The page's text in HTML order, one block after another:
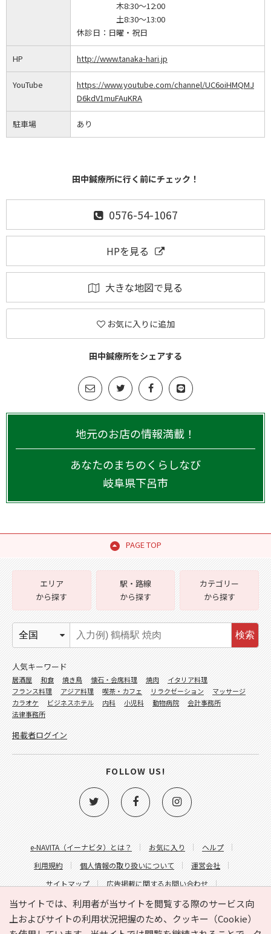
木8:30～12:00
土8:30～13:00
休診日： 日曜・祝日
HP http://www.tanaka-hari.jp
YouTube
https://www.youtube.com/channel/UC6oiHMQMJ
D6kdV1muFAuKRA
駐車場 あり
田中鍼療所に行く前にチェック！
0576-54-1067
HPを見る
大きな地図で見る
お気に入りに追加
田中鍼療所をシェアする
地元のお店の情報満載！
あなたのまちのくらしなび
岐阜県下呂市
PAGE TOP
当サイトでは、利用者が当サイトを閲覧する際のサービス向
上およびサイトの利用状況把握のため、クッキー（Cookie）
e-NAVITA（イーナビタ）とは？ お気に入り
ヘルプ
利用規約
個人情報の取り扱いについて
運営会社
サイトマップ
広告掲載に関するお問い合わせ
サイトの内容に関するお問い合わせ
エリア
から探す
駅・路線
から探す
カテゴリー
から探す
検索
人気キーワード
居酒屋 和食 焼き鳥 懐石・会席料理 焼肉
イタリア料理
フランス料理
アジア料理 喫茶・カフェ リラクゼーション
マッサージ
カラオケ
ビジネスホテル 内科 小児科 動物病院
会計事務所
法律事務所
掲載者ログイン
FOLLOW US!